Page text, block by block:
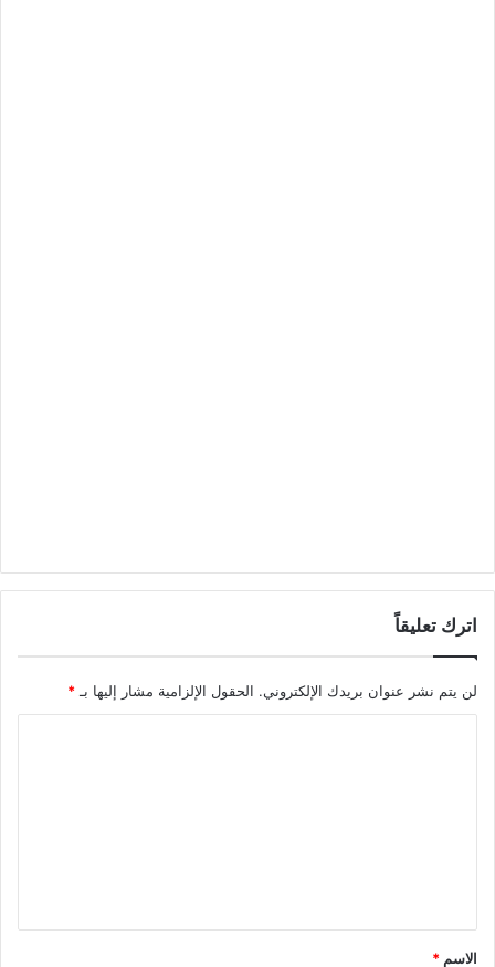
اترك تعليقاً
لن يتم نشر عنوان بريدك الإلكتروني. الحقول الإلزامية مشار إليها بـ *
الاسم *